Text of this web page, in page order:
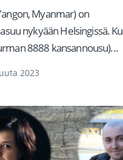
Myanmar) on
nykyään Helsingissä.
8888 kansannousu)...
2023